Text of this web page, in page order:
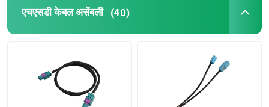
एचएसडी केबल असेंबली (40)